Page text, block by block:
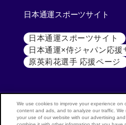
日本通運スポーツサイト
日本通運スポーツサイト [
日本通運×侍ジャパン応援
原英莉花選手 応援ページ [
公式SNS NX
We use cookies to improve your experience on
content and ads, and to analyze our traffic. We
your use of our website with our advertising